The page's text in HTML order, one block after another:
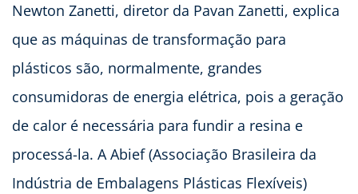
Newton Zanetti, diretor da Pavan Zanetti, explica
que as máquinas de transformação para
plásticos são, normalmente, grandes
consumidoras de energia elétrica, pois a geração
de calor é necessária para fundir a resina e
processá-la. A Abief (Associação Brasileira da
Indústria de Embalagens Plásticas Flexíveis)